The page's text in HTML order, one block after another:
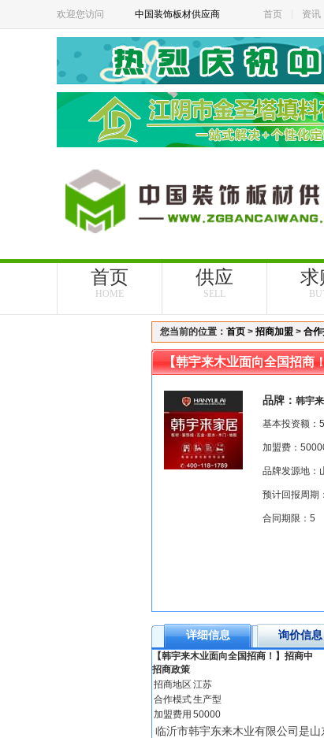
欢迎您访问 中国装饰板材供应商 首页 资讯
首页
HOME
供应
SELL
求
您当前的位置： 首页 > 招商加盟 > 合
【韩宇来木业面向全国招商
品牌： 韩宇
基本投资额：
加盟费：
品牌发源地：
预计回报周期
合同期限：5
详细信息 询价信息
【韩宇来木业面向全国招商！】招商中
招商政策
招商地区 江苏
合作模式生产型
加盟费用 50000
临沂市韩宇东来木业有限公司是